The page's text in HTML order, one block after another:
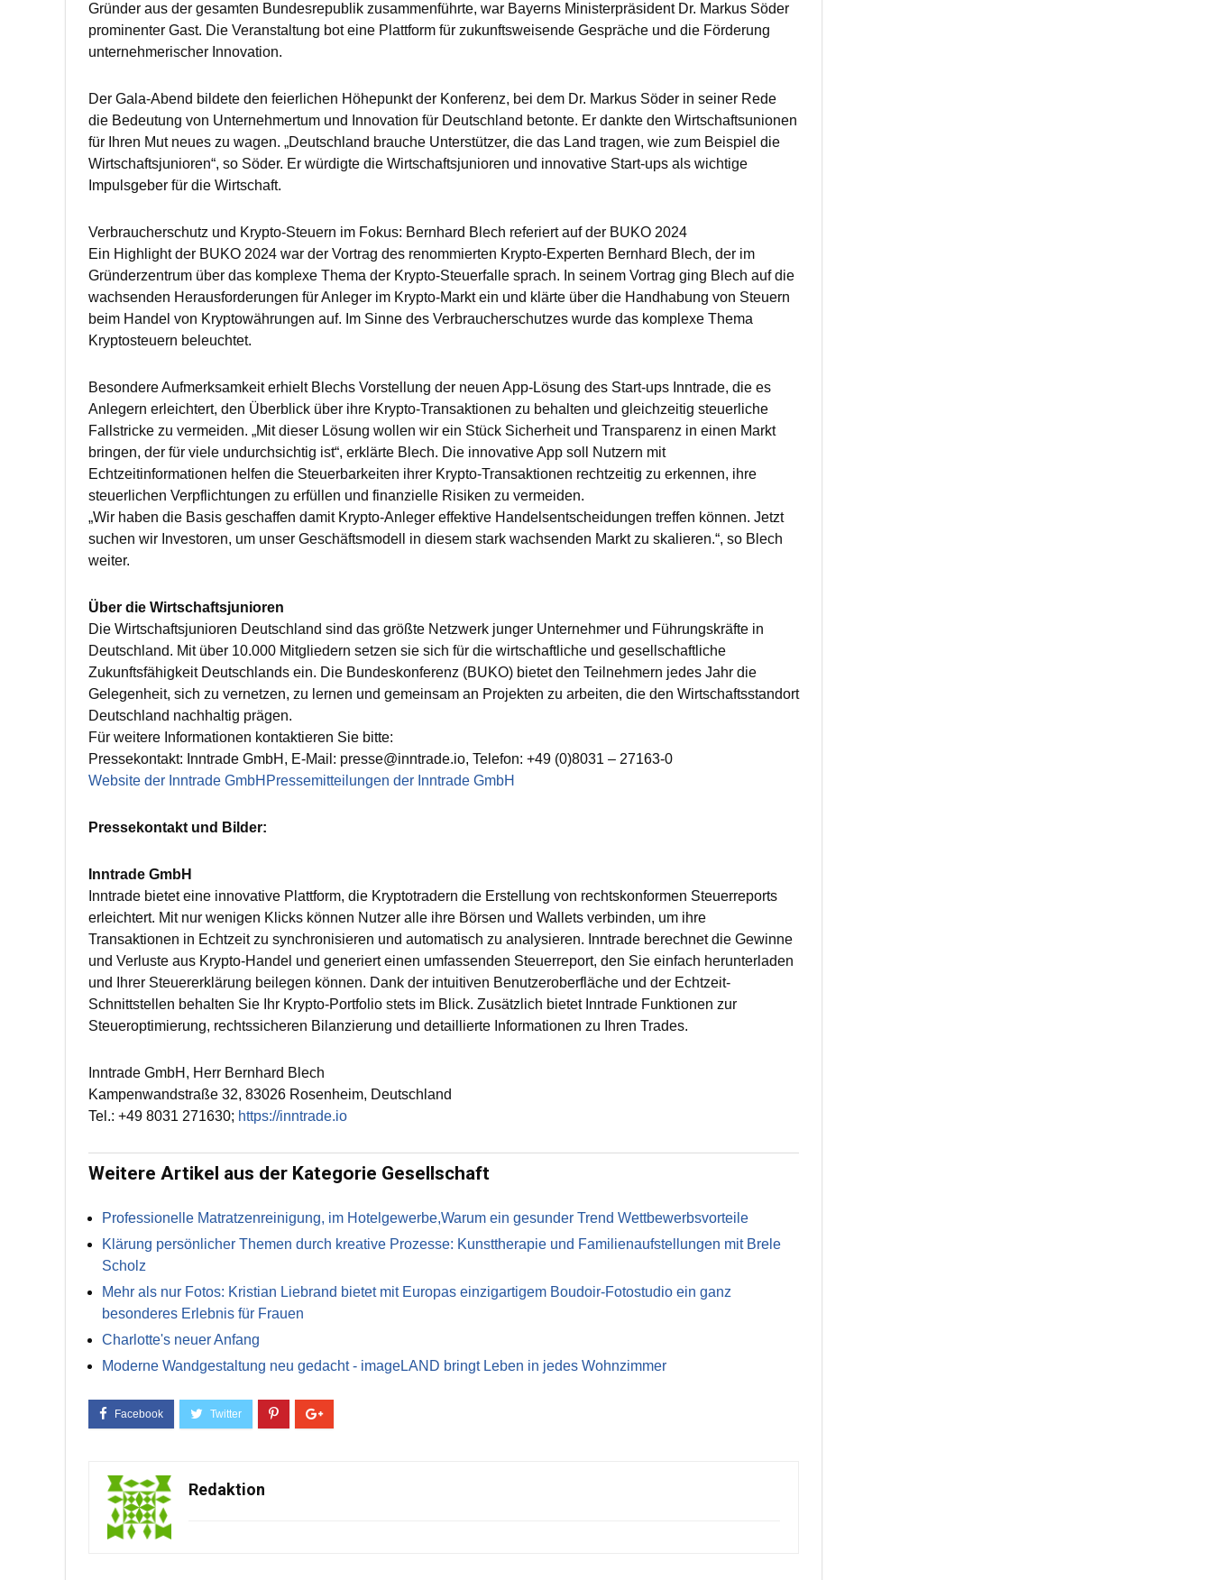
Gründer aus der gesamten Bundesrepublik zusammenführte, war Bayerns Ministerpräsident Dr. Markus Söder
prominenter Gast. Die Veranstaltung bot eine Plattform für zukunftsweisende Gespräche und die Förderung
unternehmerischer Innovation.
Der Gala-Abend bildete den feierlichen Höhepunkt der Konferenz, bei dem Dr. Markus Söder in seiner Rede
die Bedeutung von Unternehmertum und Innovation für Deutschland betonte. Er dankte den Wirtschaftsunionen
für Ihren Mut neues zu wagen. „Deutschland brauche Unterstützer, die das Land tragen, wie zum Beispiel die
Wirtschaftsjunioren“, so Söder. Er würdigte die Wirtschaftsjunioren und innovative Start-ups als wichtige
Impulsgeber für die Wirtschaft.
Verbraucherschutz und Krypto-Steuern im Fokus: Bernhard Blech referiert auf der BUKO 2024
Ein Highlight der BUKO 2024 war der Vortrag des renommierten Krypto-Experten Bernhard Blech, der im
Gründerzentrum über das komplexe Thema der Krypto-Steuerfalle sprach. In seinem Vortrag ging Blech auf die
wachsenden Herausforderungen für Anleger im Krypto-Markt ein und klärte über die Handhabung von Steuern
beim Handel von Kryptowährungen auf. Im Sinne des Verbraucherschutzes wurde das komplexe Thema
Kryptosteuern beleuchtet.
Besondere Aufmerksamkeit erhielt Blechs Vorstellung der neuen App-Lösung des Start-ups Inntrade, die es
Anlegern erleichtert, den Überblick über ihre Krypto-Transaktionen zu behalten und gleichzeitig steuerliche
Fallstricke zu vermeiden. „Mit dieser Lösung wollen wir ein Stück Sicherheit und Transparenz in einen Markt
bringen, der für viele undurchsichtig ist“, erklärte Blech. Die innovative App soll Nutzern mit
Echtzeitinformationen helfen die Steuerbarkeiten ihrer Krypto-Transaktionen rechtzeitig zu erkennen, ihre
steuerlichen Verpflichtungen zu erfüllen und finanzielle Risiken zu vermeiden.
„Wir haben die Basis geschaffen damit Krypto-Anleger effektive Handelsentscheidungen treffen können. Jetzt
suchen wir Investoren, um unser Geschäftsmodell in diesem stark wachsenden Markt zu skalieren.“, so Blech
weiter.
Über die Wirtschaftsjunioren
Die Wirtschaftsjunioren Deutschland sind das größte Netzwerk junger Unternehmer und Führungskräfte in
Deutschland. Mit über 10.000 Mitgliedern setzen sie sich für die wirtschaftliche und gesellschaftliche
Zukunftsfähigkeit Deutschlands ein. Die Bundeskonferenz (BUKO) bietet den Teilnehmern jedes Jahr die
Gelegenheit, sich zu vernetzen, zu lernen und gemeinsam an Projekten zu arbeiten, die den Wirtschaftsstandort
Deutschland nachhaltig prägen.
Für weitere Informationen kontaktieren Sie bitte:
Pressekontakt: Inntrade GmbH, E-Mail: presse@inntrade.io, Telefon: +49 (0)8031 – 27163-0
Website der Inntrade GmbH Pressemitteilungen der Inntrade GmbH
Pressekontakt und Bilder:
Inntrade GmbH
Inntrade bietet eine innovative Plattform, die Kryptotradern die Erstellung von rechtskonformen Steuerreports
erleichtert. Mit nur wenigen Klicks können Nutzer alle ihre Börsen und Wallets verbinden, um ihre
Transaktionen in Echtzeit zu synchronisieren und automatisch zu analysieren. Inntrade berechnet die Gewinne
und Verluste aus Krypto-Handel und generiert einen umfassenden Steuerreport, den Sie einfach herunterladen
und Ihrer Steuererklärung beilegen können. Dank der intuitiven Benutzeroberfläche und der Echtzeit-
Schnittstellen behalten Sie Ihr Krypto-Portfolio stets im Blick. Zusätzlich bietet Inntrade Funktionen zur
Steueroptimierung, rechtssicheren Bilanzierung und detaillierte Informationen zu Ihren Trades.
Inntrade GmbH, Herr Bernhard Blech
Kampenwandstraße 32, 83026 Rosenheim, Deutschland
Tel.: +49 8031 271630; https://inntrade.io
Weitere Artikel aus der Kategorie Gesellschaft
Professionelle Matratzenreinigung, im Hotelgewerbe,Warum ein gesunder Trend Wettbewerbsvorteile
Klärung persönlicher Themen durch kreative Prozesse: Kunsttherapie und Familienaufstellungen mit Brele
Scholz
Mehr als nur Fotos: Kristian Liebrand bietet mit Europas einzigartigem Boudoir-Fotostudio ein ganz
besonderes Erlebnis für Frauen
Charlotte's neuer Anfang
Moderne Wandgestaltung neu gedacht - imageLAND bringt Leben in jedes Wohnzimmer
Redaktion